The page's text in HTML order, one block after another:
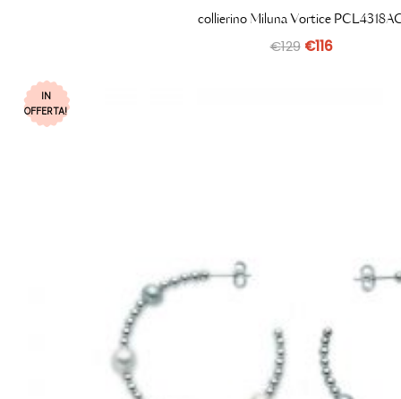
collierino Miluna Vortice
€129 €116
IN
OFFERTA!